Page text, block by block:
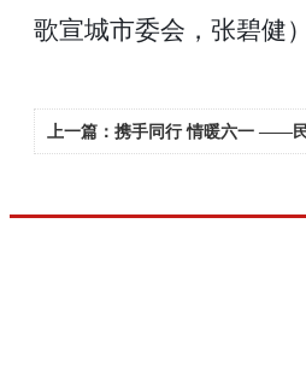
歌宣城市委会，张碧健）
上一篇：携手同行 情暖六一 ——